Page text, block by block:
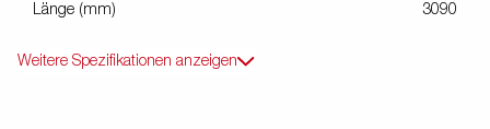
Länge (mm) 3090
Weitere Spezifikationen anzeigen